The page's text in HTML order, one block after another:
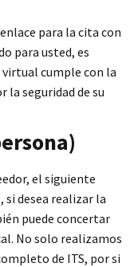
para la cita con
para usted, es
cumple con la
la seguridad de su
el siguiente
si desea realizar la
puede concertar
No solo realizamos
de ITS, por si